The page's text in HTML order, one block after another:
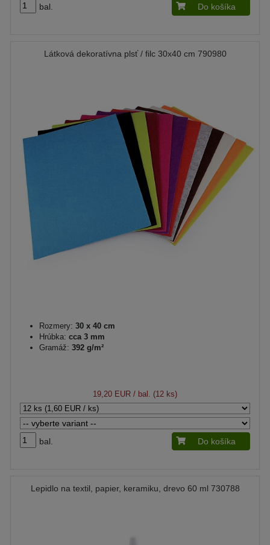
bal. Do košíka
Látková dekoratívna plsť / filc 30x40 cm 790980
Rozmery: 30 x 40 cm
Hrúbka: cca 3 mm
Gramáž: 392 g/m²
19,20 EUR / bal. (12 ks)
bal. Do košíka
Lepidlo na textil, papier, keramiku, drevo 60 ml 730788